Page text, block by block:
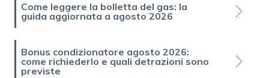
Come leggere la bolletta del gas: la
guida aggiornata a agosto 2026
Bonus condizionatore agosto 2026:
come richiederlo e quali detrazioni sono
previste